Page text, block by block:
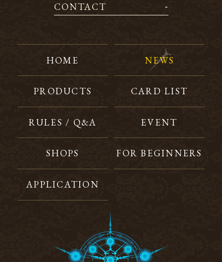
CONTACT
HOME NEWS
PRODUCTS CARD LIST
RULES / Q&A EVENT
SHOPS FOR BEGINNERS
APPLICATION